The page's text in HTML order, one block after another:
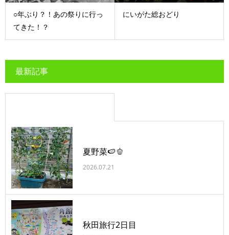
○年ぶり？！あの祭りに行っ
てきた！？
にいがた総おどり
最新記事
夏野菜🍉🫑
2026.07.21
秋田旅行2日目